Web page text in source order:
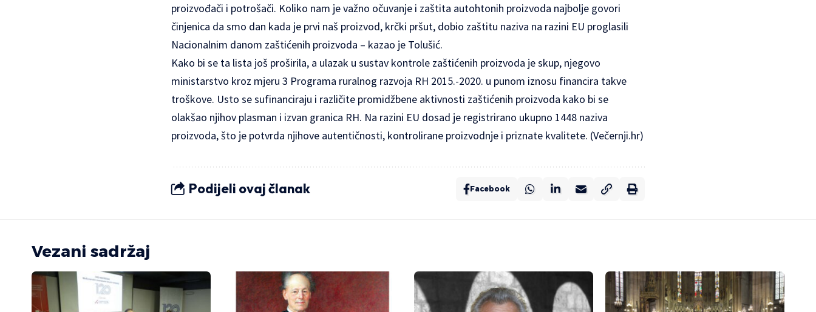
proizvođači i potrošači. Koliko nam je važno očuvanje i zaštita autohtonih proizvoda najbolje govori
činjenica da smo dan kada je prvi naš proizvod, krčki pršut, dobio zaštitu naziva na razini EU proglasili
Nacionalnim danom zaštićenih proizvoda – kazao je Tolušić.
Kako bi se ta lista još proširila, a ulazak u sustav kontrole zaštićenih proizvoda je skup, njegovo
ministarstvo kroz mjeru 3 Programa ruralnog razvoja RH 2015.-2020. u punom iznosu financira takve
troškove. Usto se sufinanciraju i različite promidžbene aktivnosti zaštićenih proizvoda kako bi se
olakšao njihov plasman i izvan granica RH. Na razini EU dosad je registrirano ukupno 1448 naziva
proizvoda, što je potvrda njihove autentičnosti, kontrolirane proizvodnje i priznate kvalitete. (Večernji.hr)
Podijeli ovaj članak Facebook
Vezani sadržaj